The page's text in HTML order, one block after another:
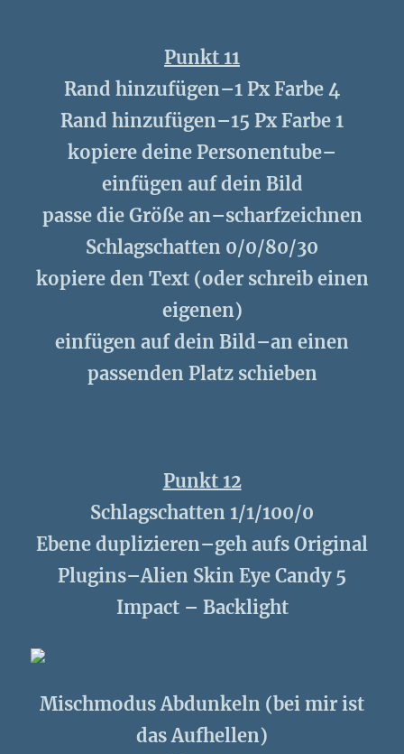
Punkt 11
Rand hinzufügen–1 Px Farbe 4
Rand hinzufügen–15 Px Farbe 1
kopiere deine Personentube–
einfügen auf dein Bild
passe die Größe an–scharfzeichnen
Schlagschatten 0/0/80/30
kopiere den Text (oder schreib einen
eigenen)
einfügen auf dein Bild–an einen
passenden Platz schieben
Punkt 12
Schlagschatten 1/1/100/0
Ebene duplizieren–geh aufs Original
Plugins–Alien Skin Eye Candy 5
Impact – Backlight
Mischmodus Abdunkeln (bei mir ist
das Aufhellen)